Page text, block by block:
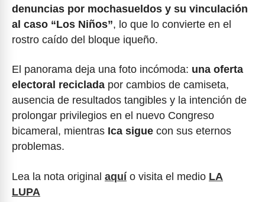
denuncias por mochasueldos y su vinculación
al caso “Los Niños”, lo que lo convierte en el
rostro caído del bloque iqueño.
El panorama deja una foto incómoda: una oferta
electoral reciclada por cambios de camiseta,
ausencia de resultados tangibles y la intención de
prolongar privilegios en el nuevo Congreso
bicameral, mientras Ica sigue con sus eternos
problemas.
Lea la nota original aquío visita el medio LA
LUPA